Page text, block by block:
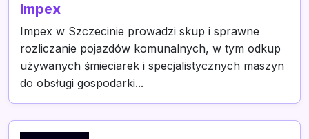
Impex
Impex w Szczecinie prowadzi skup i sprawne
rozliczanie pojazdów komunalnych, w tym odkup
używanych śmieciarek i specjalistycznych maszyn
do obsługi gospodarki...